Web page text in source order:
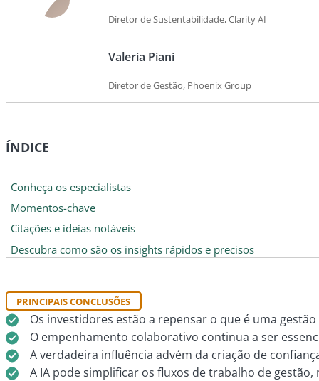
Diretor de Sustentabilidade, Clarity AI
Valeria Piani
Diretor de Gestão, Phoenix Group
ÍNDICE
Conheça os especialistas
Momentos-chave
Citações e ideias notáveis
Descubra como são os insights rápidos e precisos
PRINCIPAIS CONCLUSÕES
Os investidores estão a repensar o que é uma
O empenhamento colaborativo continua a ser
A verdadeira influência advém da criação de
A IA pode simplificar os fluxos de trabalho de